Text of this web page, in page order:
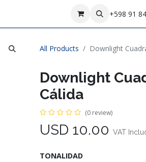
+598 91
All Products Downlight
Downlight
Cálida
(0 review)
USD 10.00 VAT
TONALIDAD